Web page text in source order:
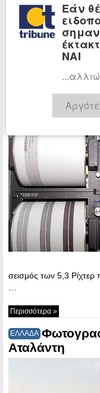
χαρακτηριστικά ο
“Ο
σεισμός των 5,3 Ρίχτερ
Περισσότερα »
ΕΛΛΑΔΑ
Αταλάντη
Εάν
ΝΑΙ